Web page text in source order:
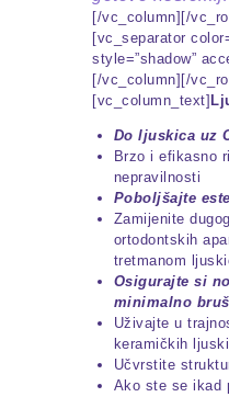
[/vc_column][/
[vc_separator
style=”shadow”
[/vc_column][/
[vc_column_text]
Do ljuskica uz
Brzo i efikasno
nepravilnosti
Poboljšajte
Zamijenite
ortodontskih
tretmanom
Osigurajte si
minimalno
Uživajte u
keramičkih
Učvrstite
Ako ste se ikad